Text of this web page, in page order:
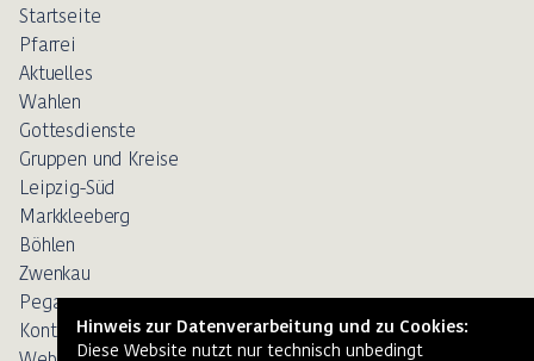
Startseite
Pfarrei
Aktuelles
Wahlen
Gottesdienste
Gruppen und Kreise
Leipzig-Süd
Markkleeberg
Böhlen
Zwenkau
Pegau
Kontakt